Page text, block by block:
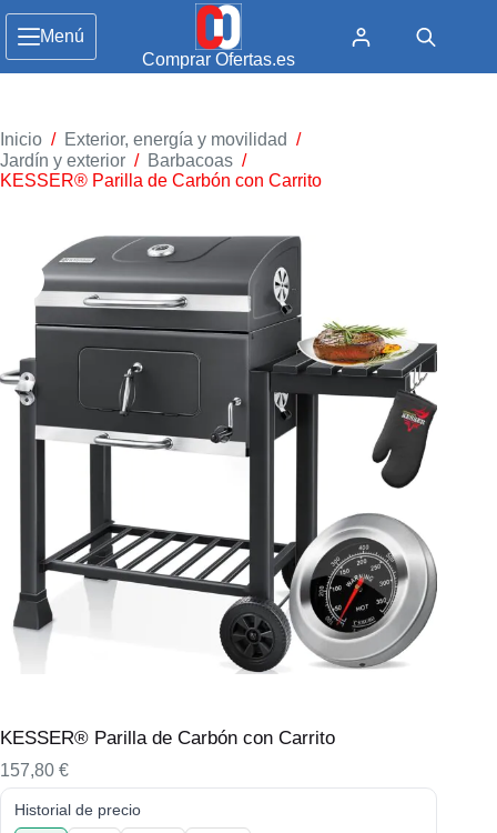
Menú
Comprar Ofertas.es
Inicio / Exterior, energía y movilidad /
Jardín y exterior / Barbacoas /
KESSER® Parilla de Carbón con Carrito
KESSER® Parilla de Carbón con Carrito
157,80 €
Historial de precio